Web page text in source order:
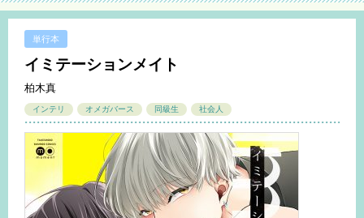
単行本
イミテーションメイト
柏木真
インテリ オメガバース 同級生 社会人